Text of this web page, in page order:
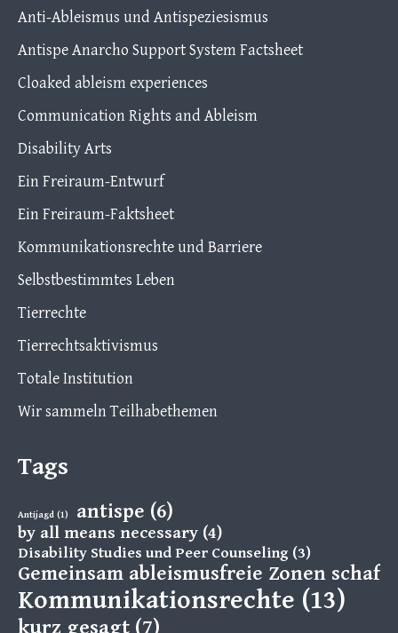
Anti-Ableismus und Antispeziesismus
Antispe Anarcho Support System Factsheet
Cloaked ableism experiences
Communication Rights and Ableism
Disability Arts
Ein Freiraum-Entwurf
Ein Freiraum-Faktsheet
Kommunikationsrechte und Barriere
Selbstbestimmtes Leben
Tierrechte
Tierrechtsaktivismus
Totale Institution
Wir sammeln Teilhabethemen
Tags
Antijagd (1) antispe (6)
by all means necessary (4)
Disability Studies und Peer Counseling (3)
Gemeinsam ableismusfreie Zonen
Kommunikationsrechte (13)
kurz gesagt (7)